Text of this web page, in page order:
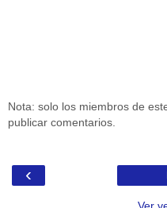
Nota: solo los miembros de
publicar comentarios.
‹